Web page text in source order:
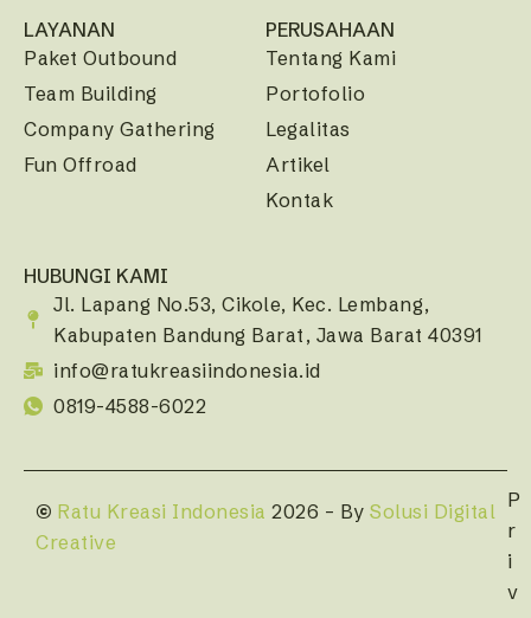
LAYANAN
Paket Outbound
Team Building
Company Gathering
Fun Offroad
PERUSAHAAN
Tentang Kami
Portofolio
Legalitas
Artikel
Kontak
HUBUNGI KAMI
Jl. Lapang No.53, Cikole, Kec. Lembang,
Kabupaten Bandung Barat, Jawa Barat 40391
info@ratukreasiindonesia.id
0819-4588-6022
© Ratu Kreasi Indonesia 2026 – By Solusi Digital
Creative
P
r
i
v